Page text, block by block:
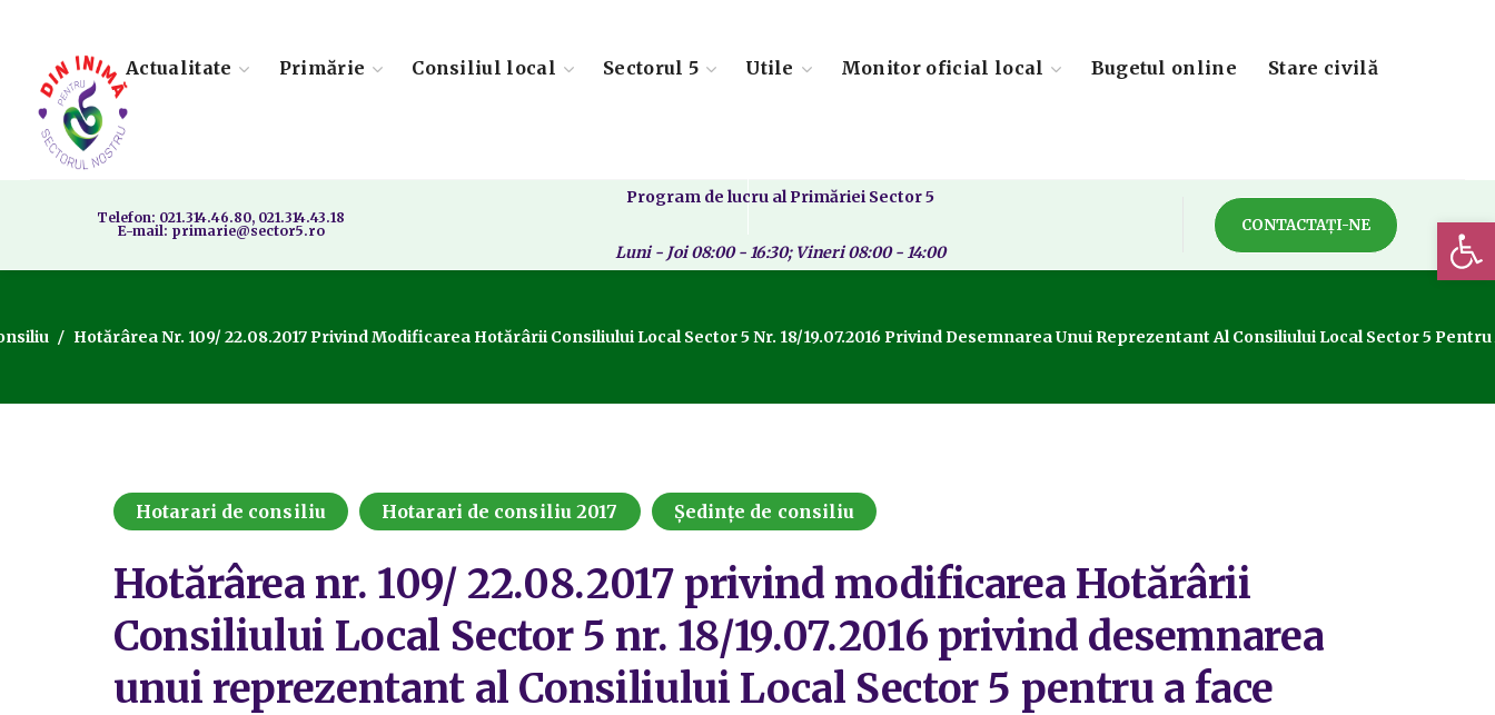
Actualitate Primărie Consiliul local Sectorul 5 Utile Monitor oficial local Bugetul online Stare civilă
Telefon: 021.314.46.80, 021.314.43.18
E-mail: primarie@sector5.ro
Program de lucru al Primăriei Sector 5
Luni - Joi 08:00 - 16:30; Vineri 08:00 - 14:00
CONTACTAȚI-NE
Hotărârea Nr. 109/ 22.08.2017 Privind Modificarea Hotărârii Consiliului Local Sector 5 Nr. 18/19.07.2016 Privind Desemnarea Unui Reprezentant Al Consiliului Local Sector 5
Hotarari de consiliu Hotarari de consiliu 2017 Ședințe de consiliu
Hotărârea nr. 109/ 22.08.2017 privind modificarea Hotărârii
Consiliului Local Sector 5 nr. 18/19.07.2016 privind desemnarea
unui reprezentant al Consiliului Local Sector 5 pentru a face